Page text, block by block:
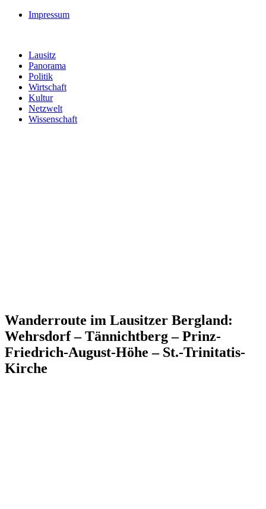
Impressum
Lausitz
Panorama
Politik
Wirtschaft
Kultur
Netzwelt
Wissenschaft
Wanderroute im Lausitzer Bergland:
Wehrsdorf – Tännichtberg – Prinz-
Friedrich-August-Höhe – St.-Trinitatis-
Kirche